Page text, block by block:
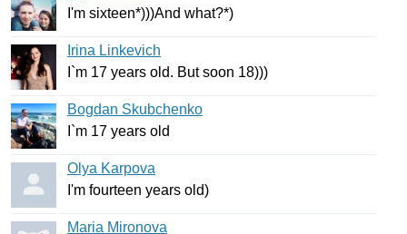
I'm sixteen*)))And what?*)
Irina Linkevich
`m 17 years old. But soon 18)))
Bogdan Skubchenko
`m 17 years old
Olya Karpova
I'm fourteen years old)
Maria Mironova